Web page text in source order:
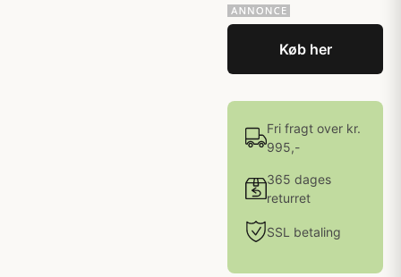
Køb her
Fri fragt over kr.
995,-
365 dages
returret
SSL betaling